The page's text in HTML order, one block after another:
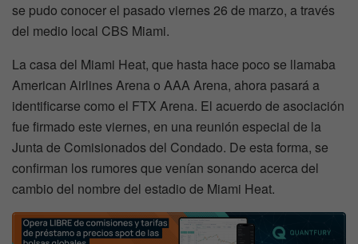
se pudo conocer el pasado viernes 26 de marzo, a través
del medio local CBS Miami.
La casa del Miami Heat, que hasta hace poco se llamaba
American Airlines Arena o AAA Arena, ahora pasará a
identificarse como el FTX Arena. El acuerdo de asociación
fue firmado este viernes, en una reunión especial de la
Junta de Comisionados del Condado. De esta forma, se
confirman los rumores que venían sonando acerca del
cambio del nombre del estadio de Miami Heat.